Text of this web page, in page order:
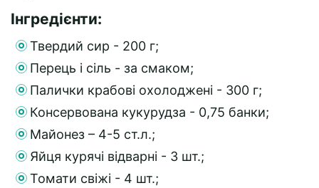
Інгредієнти:
Твердий сир - 200 г;
Перець і сіль - за смаком;
Палички крабові охолоджені - 300 г;
Консервована кукурудза - 0,75 банки;
Майонез – 4-5 ст.л.;
Яйця курячі відварні - 3 шт.;
Томати свіжі - 4 шт.;